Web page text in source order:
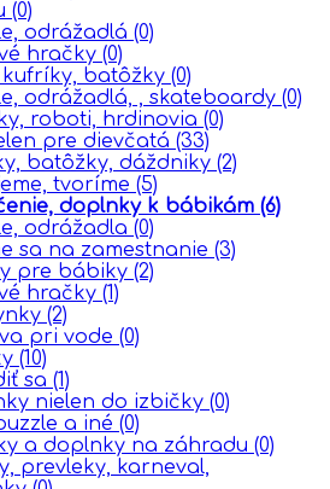
(0)
odrážadlá (0)
hračky (0)
kufríky, batôžky (0)
odrážadlá, , skateboardy (0)
roboti, hrdinovia (0)
pre dievčatá (33)
batôžky, dáždniky (2)
tvoríme (5)
doplnky k bábikám (6)
odrážadla (0)
sa na zamestnanie (3)
pre bábiky (2)
hračky (1)
(2)
pri vode (0)
(10)
sa (1)
nielen do izbičky (0)
a iné (0)
a doplnky na záhradu (0)
prevleky, karneval,